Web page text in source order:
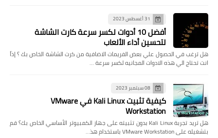
31 أغسطس 2023
أفضل 10 أدوات لكسر سرعة كارت الشاشة
لتحسين أداء الألعاب
هل ترغب في الحصول علي بعض الفريمات الاضافية من كرت الشاشة الخاص بك ؟ إذاً
انت تحتاج الي هذه الادوات المجانيه لكسر سرعة …
08 سبتمبر 2023
كيفية تثبيت Kali Linux في VMware
Workstation
هل تريد تجربة Kali Linux بدون تثبيته على جهاز الكمبيوتر الأساسي الخاص بك؟ قم
بتشغيله على VMware Workstation باستخدام هذ…